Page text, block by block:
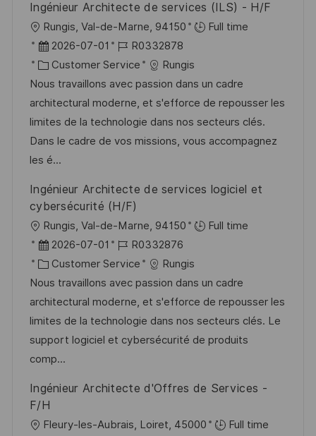
r
ö
f
f
e
n
t
l
i
c
h
u
n
g
Ingénieur Architecte de services (ILS) - H/F
O
r
t
Rungis, Val-de-Marne, 94150
Full time
D
a
t
u
m
d
e
V
e
ö
t
i
c
h
2026-07-01
J
o
b
-
I
D
R0332878
K
a
t
e
g
o
i
e
Customer Service
Rungis
Nous travaillons avec passion dans un cadre
architectural moderne, et s'efforce de repousser les
limites de la technologie dans nos secteurs clés.
Dans le cadre de vos missions, vous accompagnez
les é...
Ingénieur Architecte de services logiciel et
cybersécurité (H/F)
O
r
t
Rungis, Val-de-Marne, 94150
Full time
D
a
t
u
m
d
e
V
2026-07-01
J
o
b
-
I
D
R0332876
K
a
t
e
g
o
i
Customer Service
Rungis
Nous travaillons avec passion dans un cadre
architectural moderne, et s'efforce de repousser les
limites de la technologie dans nos secteurs clés. Le
support logiciel et cybersécurité de produits
comp...
Ingénieur Architecte d'Offres de Services -
F/H
O Fleury-les-Aubrais, Loiret, 45000
Full time